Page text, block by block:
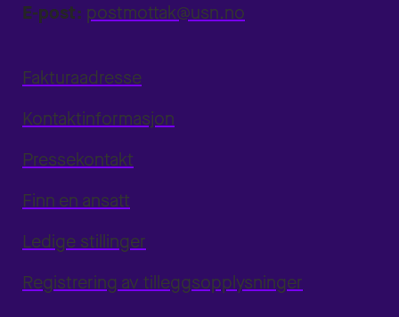
E-post: postmottak@usn.no
Fakturaadresse
Kontaktinformasjon
Pressekontakt
Finn en ansatt
Ledige stillinger
Registrering av tilleggsopplysninger